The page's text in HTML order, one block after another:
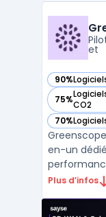
des
et
90%
— voir
75%CO2
— voir
70%
— voir
en-un
Plus d’infos